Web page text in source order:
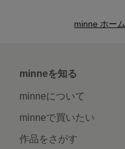
minne ホーム
minneを知る
minneについて
minneで買いたい
作品をさがす